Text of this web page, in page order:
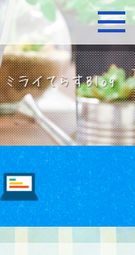
がいをお持ちの方へ